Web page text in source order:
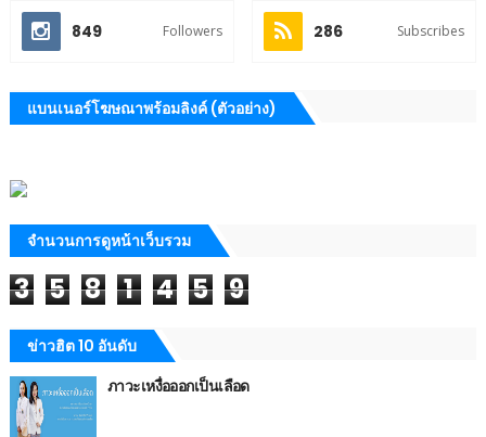
849 Followers 286 Subscribes
แบนเนอร์โฆษณาพร้อมลิงค์ (ตัวอย่าง)
จำนวนการดูหน้าเว็บรวม
3 5 8 1 4 5 9
ข่าวฮิต 10 อันดับ
ภาวะเหงื่อออกเป็นเลือด